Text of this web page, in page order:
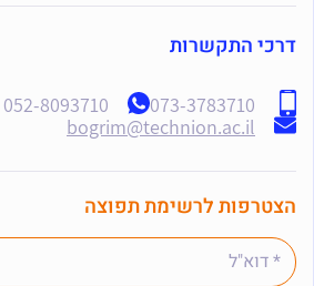
דרכי התקשרות
073-3783710
052-8093710
bogrim@technion.ac.il
הצטרפות לרשימת תפוצה